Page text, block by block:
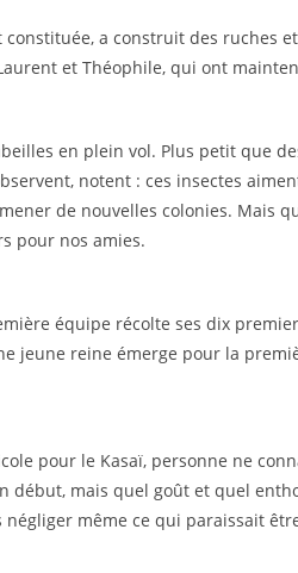
constituée, a construit des
et Théophile, qui ont
en plein vol. Plus petit que
notent : ces insectes
de nouvelles colonies. Mais
pour nos amies.
équipe récolte ses dix
jeune reine émerge pour la
pour le Kasaï, personne ne
début, mais quel goût et quel
même ce qui paraissait